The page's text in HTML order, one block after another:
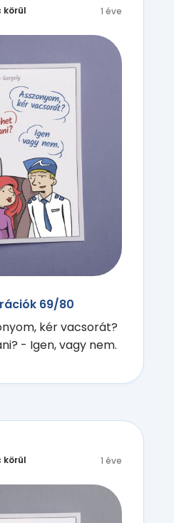
körül 1 éve
69/80
kér vacsorát?
- Igen, vagy nem.
körül 1 éve